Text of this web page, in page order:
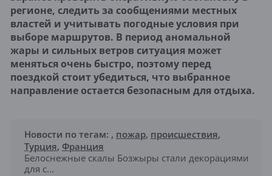
регионе, следить за сообщениями местных
властей и учитывать погодные условия при
выборе маршрутов. В период аномальной
жары и сильных ветров ситуация может
меняться очень быстро, поэтому перед
поездкой стоит убедиться, что выбранное
направление остается безопасным для отдыха.
Новости по тегам: , пожар, происшествия,
Турция, Франция
Белоснежные скалы Бозжыры стали декорациями
для с...